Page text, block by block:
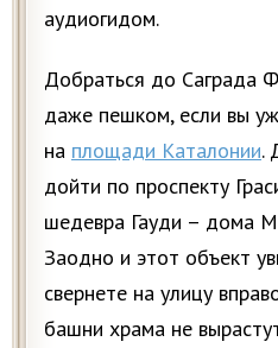
аудиогидом.
Добраться до Саграда
даже пешком, если вы
на площади Каталонии.
дойти по проспекту
шедевра Гауди – дома
Заодно и этот объект
свернете на улицу
башни храма не